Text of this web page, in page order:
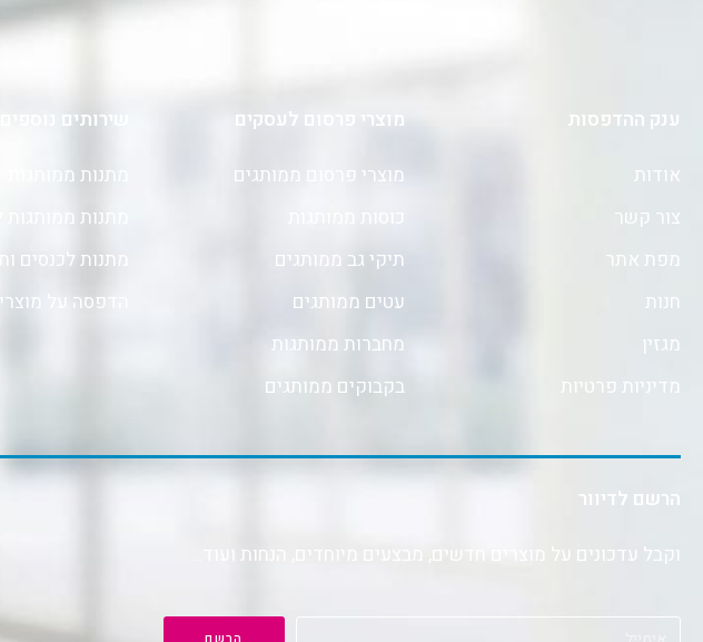
ענק ההדפסות
אודות
צור קשר
מפת אתר
חנות
מגזין
מדיניות פרטיות
מוצרי פרסום לעסקים
מוצרי פרסום ממותגים
כוסות ממותגות
תיקי גב ממותגים
עטים ממותגים
מחברות ממותגות
בקבוקים ממותגים
שירותים נוספים
מתנות ממותגות
מתנות ממותגות
מתנות לכנסים
הדפסה על מוצרים
הרשם לדיוור
וקבל עדכונים על מוצרים חדשים, מבצעים מיוחדים, הנחות ועוד…